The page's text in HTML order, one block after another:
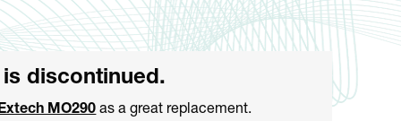
discontinued.
MO290 as a great replacement.